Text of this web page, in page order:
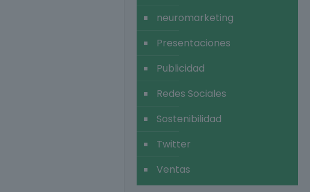
neuromarketing
Presentaciones
Publicidad
Redes Sociales
Sostenibilidad
Twitter
Ventas